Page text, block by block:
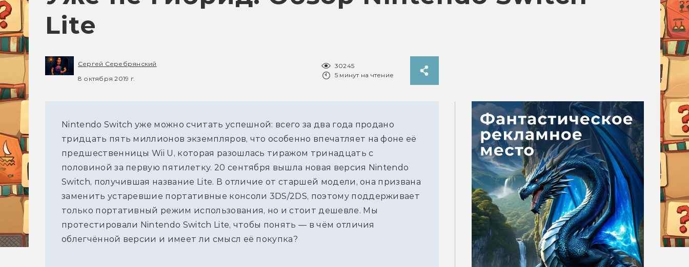
Lite
Сергей Серебрянский
8 октября 2019 г.
30245
5 минут на чтение
Nintendo Switch уже можно считать успешной: всего за два года продано
тридцать пять миллионов экземпляров, что особенно впечатляет на фоне её
предшественницы Wii U, которая разошлась тиражом тринадцать с
половиной за первую пятилетку. 20 сентября вышла новая версия Nintendo
Switch, получившая название Lite. В отличие от старшей модели, она призвана
заменить устаревшие портативные консоли 3DS/2DS, поэтому поддерживает
только портативный режим использования, но и стоит дешевле. Мы
протестировали Nintendo Switch Lite, чтобы понять — в чём отличия
облегчённой версии и имеет ли смысл её покупка?